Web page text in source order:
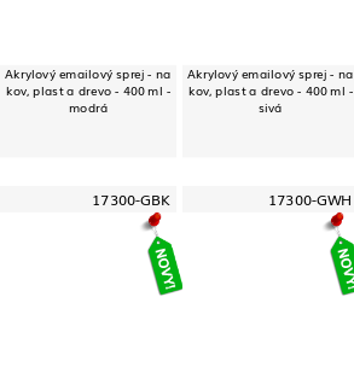
Akrylový emailový sprej - na
kov, plast a drevo - 400 ml -
modrá
Akrylový emailový sprej - na
kov, plast a drevo - 400 ml -
sivá
17300-GBK 17300-GWH